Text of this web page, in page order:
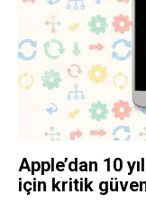
Apple’dan 10
için kritik